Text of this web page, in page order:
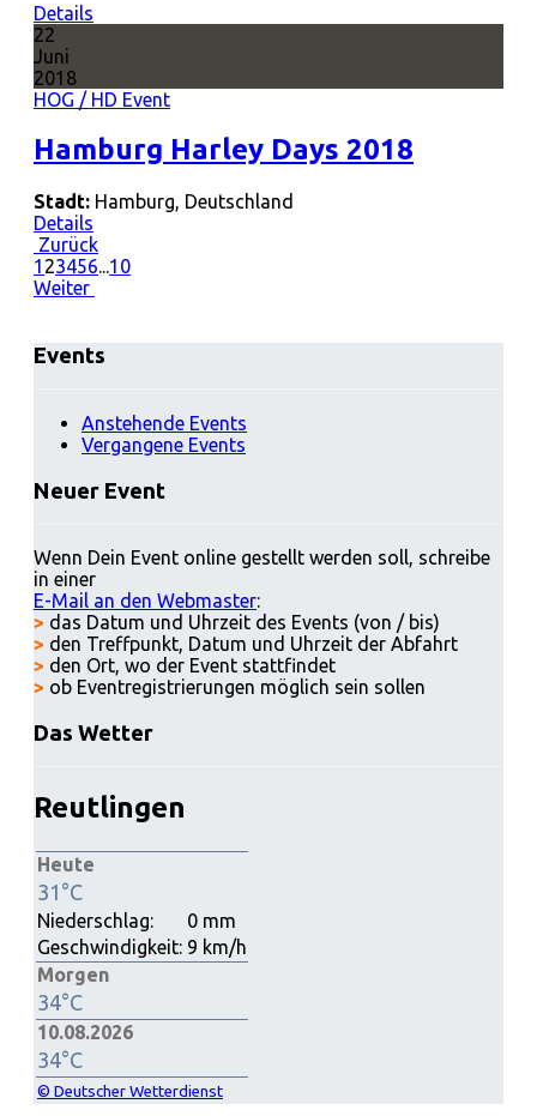
Details
22
Juni
2018
HOG / HD Event
Hamburg Harley Days 2018
Stadt: Hamburg, Deutschland
Details
Zurück
1 23456...10
Weiter
Events
Anstehende Events
Vergangene Events
Neuer Event
Wenn Dein Event online gestellt werden soll, schreibe
in einer
E-Mail an den Webmaster:
> das Datum und Uhrzeit des Events (von / bis)
> den Treffpunkt, Datum und Uhrzeit der Abfahrt
> den Ort, wo der Event stattfindet
> ob Eventregistrierungen möglich sein sollen
Das Wetter
Reutlingen
Heute
31°C
Niederschlag:
0 mm
Geschwindigkeit: 9 km/h
Morgen
34°C
10.08.2026
34°C
© Deutscher Wetterdienst